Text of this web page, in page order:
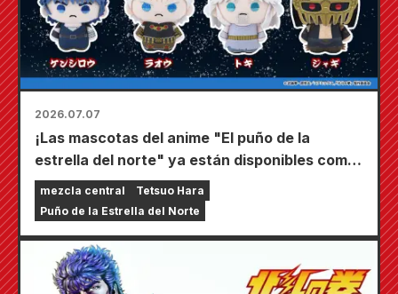
2026.07.07
¡Las mascotas del anime "El puño de la
estrella del norte" ya están disponibles como
premios de Sega!
mezcla central
Tetsuo Hara
Puño de la Estrella del Norte